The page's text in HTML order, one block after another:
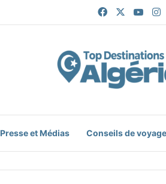
Facebook
Presse et Médias Conseils de